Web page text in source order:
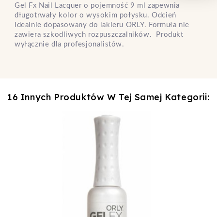
Gel Fx Nail Lacquer o pojemność 9 ml zapewnia
długotrwały kolor o wysokim połysku. Odcień
idealnie dopasowany do lakieru ORLY. Formuła nie
zawiera szkodliwych rozpuszczalników. Produkt
wyłącznie dla profesjonalistów.
16 Innych Produktów W Tej Samej Kategorii: